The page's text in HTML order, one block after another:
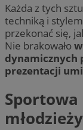
Każda z tych
techniką i
przekonać się,
Nie brakowało
dynamicznych
prezentacji
młodzieży